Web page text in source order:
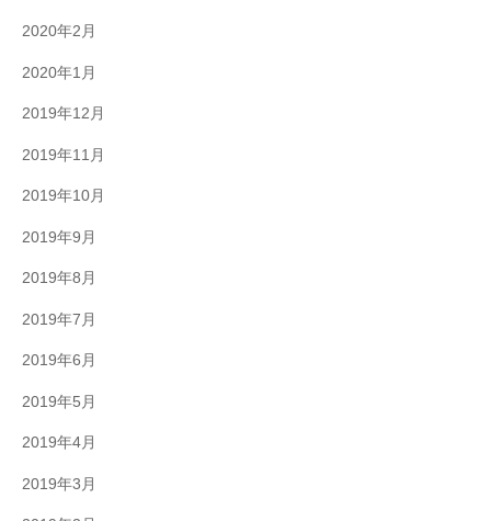
2020年2月
2020年1月
2019年12月
2019年11月
2019年10月
2019年9月
2019年8月
2019年7月
2019年6月
2019年5月
2019年4月
2019年3月